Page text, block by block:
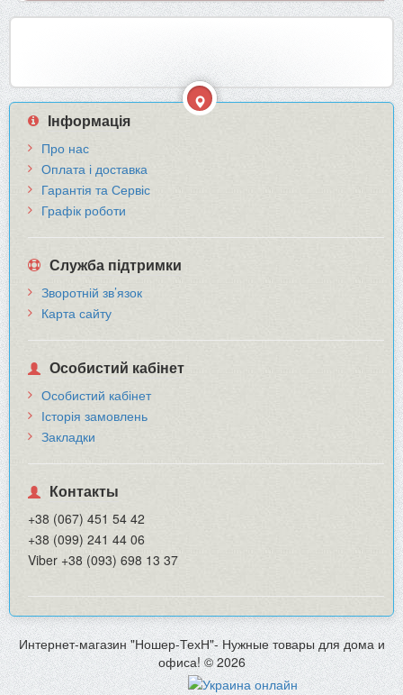
Інформація
Про нас
Оплата і доставка
Гарантія та Сервіс
Графік роботи
Служба підтримки
Зворотній зв’язок
Карта сайту
Особистий кабінет
Особистий кабінет
Історія замовлень
Закладки
Контакты
+38 (067) 451 54 42
+38 (099) 241 44 06
Viber +38 (093) 698 13 37
Интернет-магазин "Ношер-ТехН"- Нужные товары для дома и
офиса! © 2026